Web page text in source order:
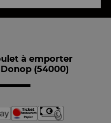
à emporter
(54000)